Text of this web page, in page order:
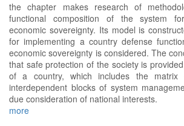
the chapter makes research of
functional composition of the system
economic sovereignty. Its model is
for implementing a country defense
economic sovereignty is considered. The
that safe protection of the society is
of a country, which includes the matrix
interdependent blocks of system
due consideration of national interests.
more